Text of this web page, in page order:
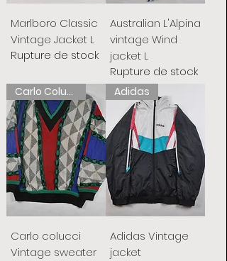
Marlboro Classic
Vintage Jacket L
Rupture de stock
Australian L'Alpina
vintage Wind
jacket L
Rupture de stock
Carlo Colucci
Carlo colucci
Vintage sweater
Adidas
Adidas Vintage
jacket